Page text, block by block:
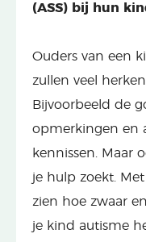
(ASS) bij hun
Ouders van een
zullen veel
Bijvoorbeeld de
opmerkingen en
kennissen. Maar
je hulp zoekt.
zien hoe zwaar
je kind autisme